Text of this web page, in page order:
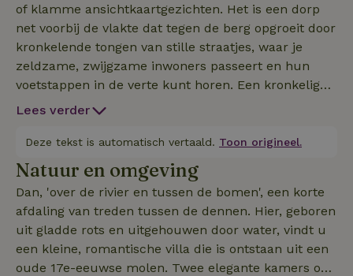
of klamme ansichtkaartgezichten. Het is een dorp
net voorbij de vlakte dat tegen de berg opgroeit door
kronkelende tongen van stille straatjes, waar je
zeldzame, zwijgzame inwoners passeert en hun
voetstappen in de verte kunt horen. Een kronkelige
weg volgt de loop van het water en versmalt dan in
Een zandpad door de bomen, een smeedijzeren hek.
Lees verder
Deze tekst is automatisch vertaald. Toon origineel.
Natuur en omgeving
Dan, 'over de rivier en tussen de bomen', een korte
afdaling van treden tussen de dennen. Hier, geboren
uit gladde rots en uitgehouwen door water, vindt u
een kleine, romantische villa die is ontstaan uit een
oude 17e-eeuwse molen. Twee elegante kamers op